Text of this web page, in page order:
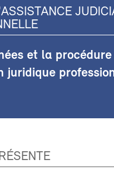
et la
juridique